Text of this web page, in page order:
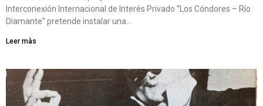
Interconexión Internacional de Interés Privado “Los Cóndores – Río
Diamante” pretende instalar una…
Leer màs